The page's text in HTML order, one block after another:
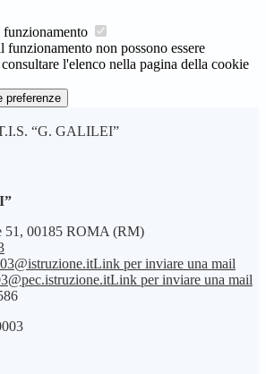
funzionamento
funzionamento non possono essere
l'elenco nella pagina della cookie
preferenze
“G. GALILEI”
51, 00185 ROMA (RM)
Link per inviare una mail
Link per inviare una mail